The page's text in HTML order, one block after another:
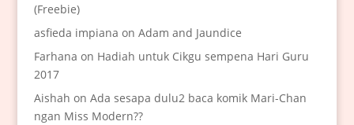
(Freebie)
asfieda impiana on Adam and Jaundice
Farhana on Hadiah untuk Cikgu sempena Hari Guru
2017
Aishah on Ada sesapa dulu2 baca komik Mari-Chan
ngan Miss Modern??